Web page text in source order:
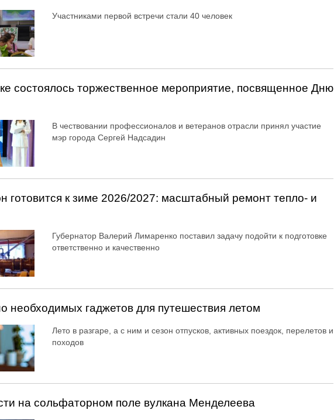
Участниками первой встречи стали 40 человек
состоялось торжественное мероприятие, посвященное Дню
В чествовании профессионалов и ветеранов отрасли принял участие
мэр города Сергей Надсадин
готовится к зиме 2026/2027: масштабный ремонт тепло- и
Губернатор Валерий Лимаренко поставил задачу подойти к подготовке
ответственно и качественно
необходимых гаджетов для путешествия летом
Лето в разгаре, а с ним и сезон отпусков, активных поездок, перелетов и
походов
на сольфаторном поле вулкана Менделеева